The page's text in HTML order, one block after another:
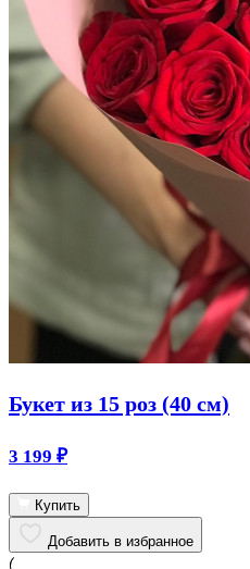
Букет из 15 роз (40 см)
3 199 ₽
Купить
Добавить в избранное